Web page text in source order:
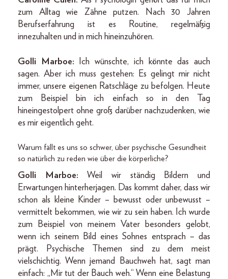
zum Alltag wie Zähne putzen. Nach 30 Jahren
Berufserfahrung ist es Routine, regelmäßig
innezuhalten und in mich hineinzuhören.
Golli Marboe: Ich wünschte, ich könnte das auch
sagen. Aber ich muss gestehen: Es gelingt mir nicht
immer, unsere eigenen Ratschläge zu befolgen. Heute
zum Beispiel bin ich einfach so in den Tag
hineingestolpert ohne groß darüber nachzudenken, wie
es mir eigentlich geht.
Warum fällt es uns so schwer, über psychische Gesundheit
so natürlich zu reden wie über die körperliche?
Golli Marboe: Weil wir ständig Bildern und
Erwartungen hinterherjagen. Das kommt daher, dass wir
schon als kleine Kinder – bewusst oder unbewusst –
vermittelt bekommen, wie wir zu sein haben. Ich wurde
zum Beispiel von meinem Vater besonders gelobt,
wenn ich seinem Bild eines Sohnes entsprach – das
prägt. Psychische Themen sind zu dem meist
vielschichtig. Wenn jemand Bauchweh hat, sagt man
einfach: „Mir tut der Bauch weh.“ Wenn eine Belastung